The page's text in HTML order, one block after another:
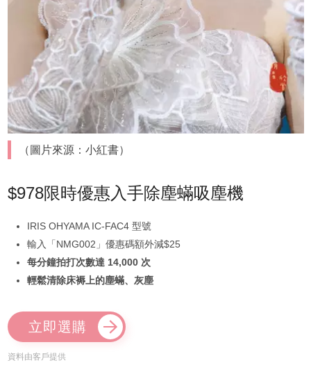
（圖片來源：小紅書）
$978限時優惠入手除塵蟎吸塵機
IRIS OHYAMA IC-FAC4 型號
輸入「NMG002」優惠碼額外減$25
每分鐘拍打次數達 14,000 次
輕鬆清除床褥上的塵蟎、灰塵
立即選購
資料由客戶提供